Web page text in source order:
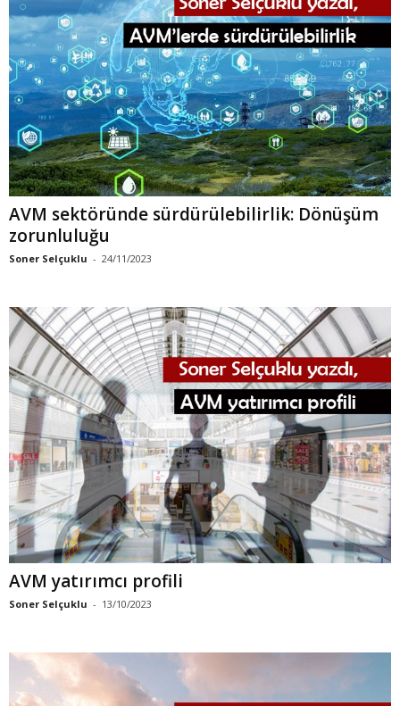
AVM sektöründe sürdürülebilirlik: Dönüşüm
zorunluluğu
Soner Selçuklu - 24/11/2023
AVM yatırımcı profili
Soner Selçuklu - 13/10/2023